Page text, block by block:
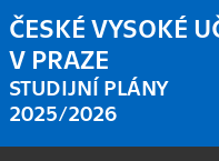
ČESKÉ VYSOKÉ
V PRAZE
STUDIJNÍ PLÁNY
2025/2026